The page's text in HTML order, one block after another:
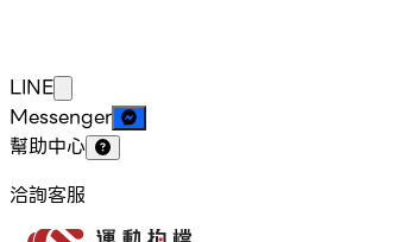
LINE
Messenger
幫助中心
洽詢客服